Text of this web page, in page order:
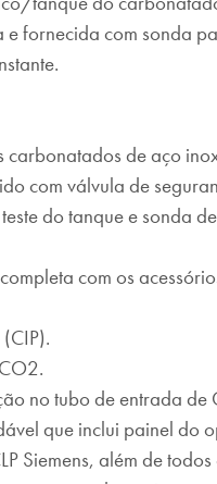
fornecida com sonda
carbonatados de aço
com válvula de
do tanque e sonda
com os
no tubo de entrada de
que inclui painel do
Siemens, além de todos